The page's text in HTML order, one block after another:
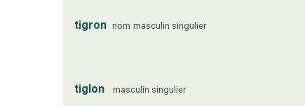
tigron nom masculin singulier
tiglon masculin singulier